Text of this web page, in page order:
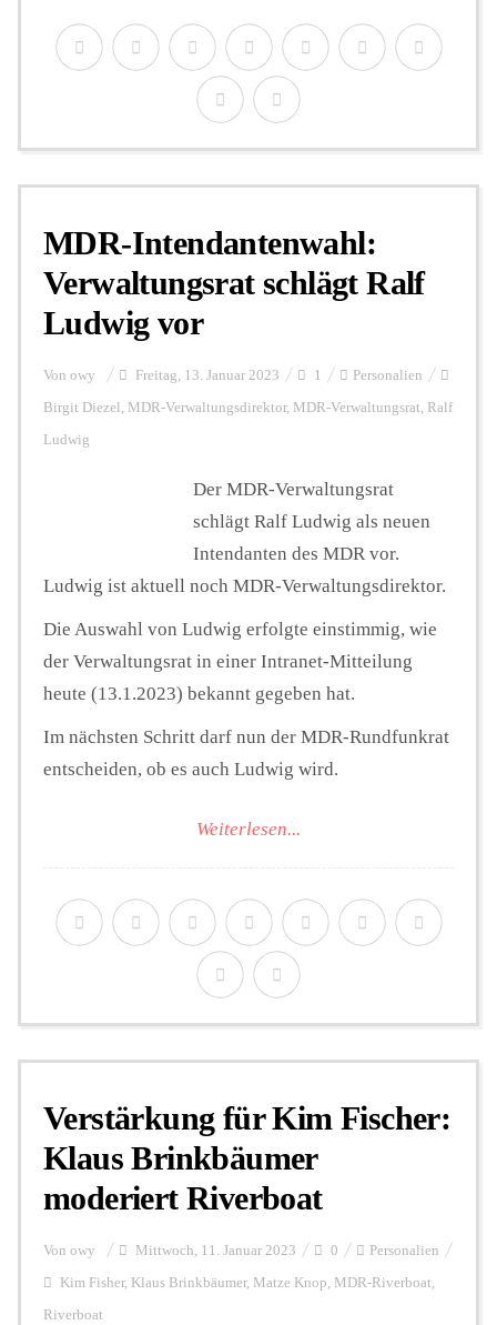
MDR-Intendantenwahl:
Verwaltungsrat schlägt Ralf
Ludwig vor
Von owy Freitag, 13. Januar 2023 1 Personalien
Birgit Diezel, MDR-Verwaltungsdirektor, MDR-Verwaltungsrat, Ralf
Ludwig
Der MDR-Verwaltungsrat
schlägt Ralf Ludwig als neuen
Intendanten des MDR vor.
Ludwig ist aktuell noch MDR-Verwaltungsdirektor.
Die Auswahl von Ludwig erfolgte einstimmig, wie
der Verwaltungsrat in einer Intranet-Mitteilung
heute (13.1.2023) bekannt gegeben hat.
Im nächsten Schritt darf nun der MDR-Rundfunkrat
entscheiden, ob es auch Ludwig wird.
Weiterlesen...
Verstärkung für Kim Fischer:
Klaus Brinkbäumer
moderiert Riverboat
Von owy Mittwoch, 11. Januar 2023 0 Personalien
Kim Fisher, Klaus Brinkbäumer, Matze Knop, MDR-Riverboat,
Riverboat